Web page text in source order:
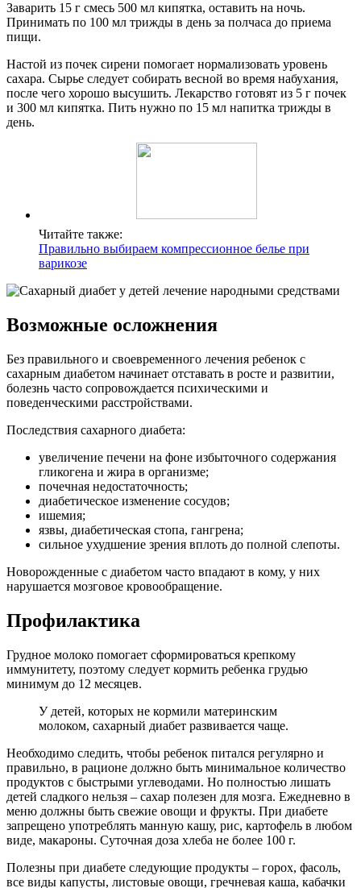
Заварить 15 г смесь 500 мл кипятка, оставить на ночь.
Принимать по 100 мл трижды в день за полчаса до приема
пищи.
Настой из почек сирени помогает нормализовать уровень
сахара. Сырье следует собирать весной во время набухания,
после чего хорошо высушить. Лекарство готовят из 5 г почек
и 300 мл кипятка. Пить нужно по 15 мл напитка трижды в
день.
Читайте также:
Правильно выбираем компрессионное белье при
варикозе
Возможные осложнения
Без правильного и своевременного лечения ребенок с
сахарным диабетом начинает отставать в росте и развитии,
болезнь часто сопровождается психическими и
поведенческими расстройствами.
Последствия сахарного диабета:
увеличение печени на фоне избыточного содержания
гликогена и жира в организме;
почечная недостаточность;
диабетическое изменение сосудов;
ишемия;
язвы, диабетическая стопа, гангрена;
сильное ухудшение зрения вплоть до полной слепоты.
Новорожденные с диабетом часто впадают в кому, у них
нарушается мозговое кровообращение.
Профилактика
Грудное молоко помогает сформироваться крепкому
иммунитету, поэтому следует кормить ребенка грудью
минимум до 12 месяцев.
У детей, которых не кормили материнским
молоком, сахарный диабет развивается чаще.
Необходимо следить, чтобы ребенок питался регулярно и
правильно, в рационе должно быть минимальное количество
продуктов с быстрыми углеводами. Но полностью лишать
детей сладкого нельзя – сахар полезен для мозга. Ежедневно в
меню должны быть свежие овощи и фрукты. При диабете
запрещено употреблять манную кашу, рис, картофель в любом
виде, макароны. Суточная доза хлеба не более 100 г.
Полезны при диабете следующие продукты – горох, фасоль,
все виды капусты, листовые овощи, гречневая каша, кабачки